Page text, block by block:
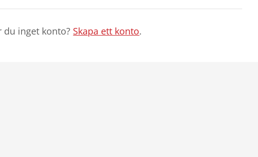
du inget konto? Skapa ett konto.